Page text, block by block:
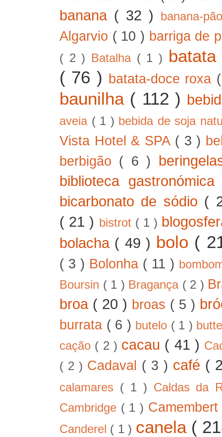
banana ( 32 ) banana-
Algarvio ( 10 ) barriga de
( 2 ) Batalha ( 1 )
( 76 ) batata-doce roxa
baunilha ( 112 )
aveia ( 1 ) bebida de soja
Vista Hotel & SPA ( 3 )
berbigão ( 6 )
biblioteca
bicarbonato de sódio (
( 21 ) bistrot ( 1 )
bolacha ( 49 ) bolo (
( 3 ) Bolonha ( 11 )
Boursin ( 1 ) Bragança ( 2 )
broa ( 20 ) broas ( 5 )
burrata ( 6 ) butelo ( 1 )
cação ( 2 ) cacau ( 41 )
( 2 ) Cadaval ( 3 ) café (
calamares ( 1 ) Caldas da
Cambridge ( 1 )
Canderel ( 1 ) canela (